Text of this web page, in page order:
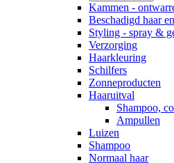
Kammen -
Beschadigd haar
Styling - spray &
Verzorging
Haarkleuring
Schilfers
Zonneproducten
Haaruitval
Shampoo,
Ampullen
Luizen
Shampoo
Normaal haar